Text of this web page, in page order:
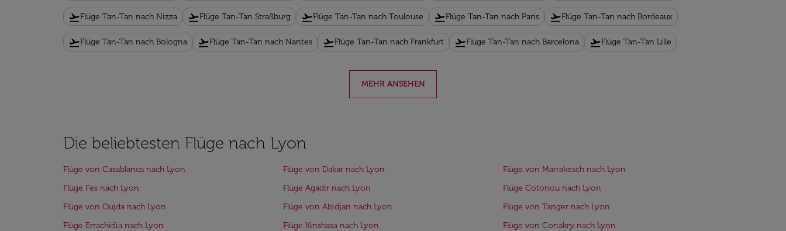
flight_takeoffFlüge Tan-Tan nach Nizza flight_takeoffFlüge Tan-Tan Straßburg flight_takeoffFlüge Tan-Tan nach Toulouse flight_takeoffFlüge Tan-Tan nach Paris flight_takeoffFlüge Tan-Tan nach Bordeaux
flight_takeoffFlüge Tan-Tan nach Bologna flight_takeoffFlüge Tan-Tan nach Nantes flight_takeoffFlüge Tan-Tan nach Frankfurt flight_takeoffFlüge Tan-Tan nach Barcelona flight_takeoffFlüge Tan-Tan Lille
MEHR ANSEHEN
Die beliebtesten Flüge nach Lyon
Flüge von Casablanca nach Lyon Flüge von Dakar nach Lyon
Flüge von Marrakesch nach Lyon
Flüge Fes nach Lyon
Flüge Agadir nach Lyon
Flüge Cotonou nach Lyon
Flüge von Oujda nach Lyon
Flüge von Abidjan nach Lyon
Flüge von Tanger nach Lyon
Flüge Errachidia nach Lyon
Flüge Kinshasa nach Lyon
Flüge von Conakry nach Lyon